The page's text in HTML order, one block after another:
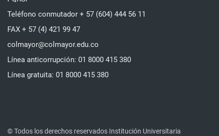
Teléfono conmutador + 57 (604) 444 56 11
FAX + 57 (4) 421 99 47
colmayor@colmayor.edu.co
Línea anticorrupción: 01 8000 415 380
Línea gratuita: 01 8000 415 380
© Todos los derechos reservados Institución Universitaria